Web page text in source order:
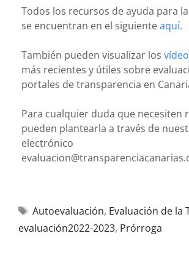
Todos los recursos de ayuda para
se encuentran en el siguienteaquí.
También pueden visualizar los
más recientes y útiles sobre
portales de transparencia en
Para cualquier duda que necesiten
pueden plantearla a través de
electrónico
Autoevaluación, Evaluación de la
evaluación2022-2023, Prórroga